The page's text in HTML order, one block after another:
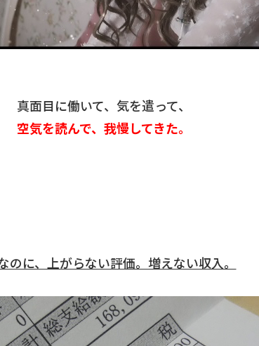
真面目に働いて、気を遣って、
空気を読んで、我慢してきた。
のに、上がらない評価。増えない収入。